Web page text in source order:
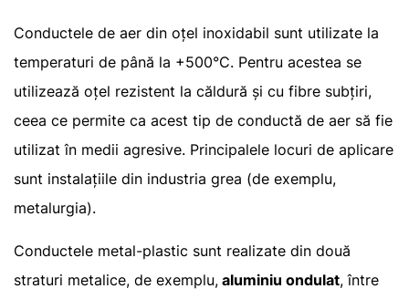
Conductele de aer din oțel inoxidabil sunt utilizate la
temperaturi de până la +500°C. Pentru acestea se
utilizează oțel rezistent la căldură și cu fibre subțiri,
ceea ce permite ca acest tip de conductă de aer să fie
utilizat în medii agresive. Principalele locuri de aplicare
sunt instalațiile din industria grea (de exemplu,
metalurgia).
Conductele metal-plastic sunt realizate din două
straturi metalice, de exemplu, aluminiu ondulat, între